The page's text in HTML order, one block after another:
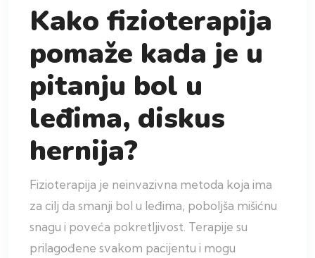
Kako fizioterapija
pomaže kada je u
pitanju bol u
leđima, diskus
hernija?
Fizioterapija je neinvazivna metoda koja ima
za cilj da smanji bol u leđima, poboljša mišićnu
snagu i poveća pokretljivost. Terapije su
prilagođene svakom pacijentu i mogu